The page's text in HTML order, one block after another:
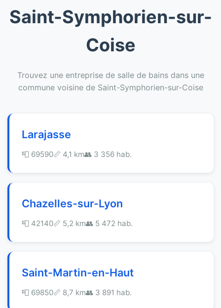
Saint-Symphorien-sur-
Coise
Trouvez une entreprise de salle de bains dans une
commune voisine de Saint-Symphorien-sur-Coise
Larajasse
📮 69590📏 4,1 km👥 3 356 hab.
Chazelles-sur-Lyon
📮 42140📏 5,2 km👥 5 472 hab.
Saint-Martin-en-Haut
📮 69850📏 8,7 km👥 3 891 hab.